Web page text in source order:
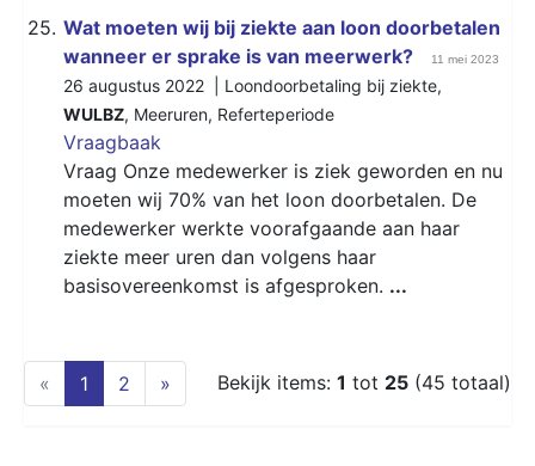
25. Wat moeten wij bij ziekte aan loon doorbetalen
wanneer er sprake is van meerwerk?
11 mei 2023
26 augustus 2022 | Loondoorbetaling bij ziekte,
WULBZ, Meeruren, Referteperiode
Vraagbaak
Vraag Onze medewerker is ziek geworden en nu
moeten wij 70% van het loon doorbetalen. De
medewerker werkte voorafgaande aan haar
ziekte meer uren dan volgens haar
basisovereenkomst is afgesproken. ...
« 1 (current)
2 » Bekijk items: 1 tot 25 (45 totaal)